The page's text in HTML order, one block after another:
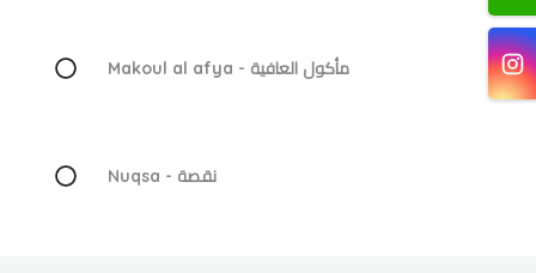
Makoul al afya - مأكول العافية
Nuqsa - نقصة